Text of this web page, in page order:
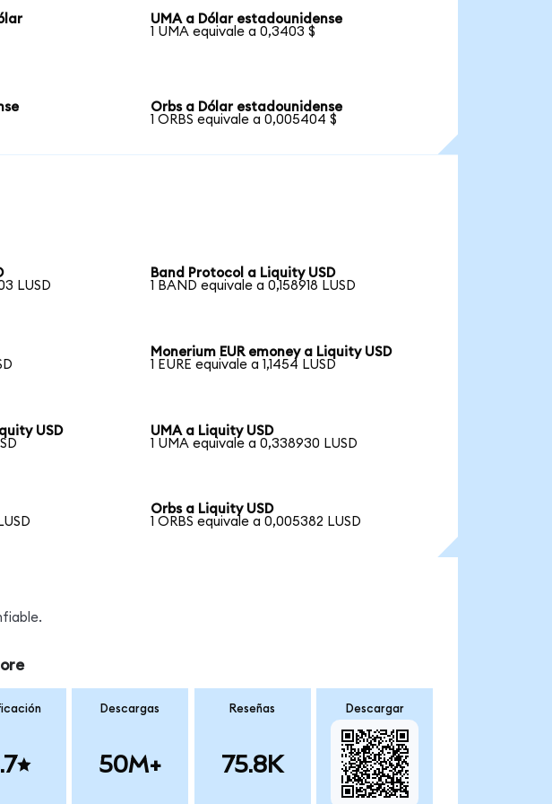
UMA a Dólar estadounidense
1 UMA equivale a 0,3403 $
Orbs a Dólar estadounidense
1 ORBS equivale a 0,005404 $
LUSD
Band Protocol a Liquity USD
1 BAND equivale a 0,158918 LUSD
Monerium EUR emoney a Liquity USD
1 EURE equivale a 1,1454 LUSD
USD
UMA a Liquity USD
1 UMA equivale a 0,338930 LUSD
Orbs a Liquity USD
1 ORBS equivale a 0,005382 LUSD
Descargas
50M+
Reseñas
75.8K
Descargar